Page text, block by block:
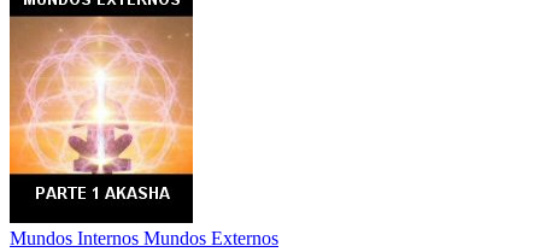
Mundos Internos Mundos Externos